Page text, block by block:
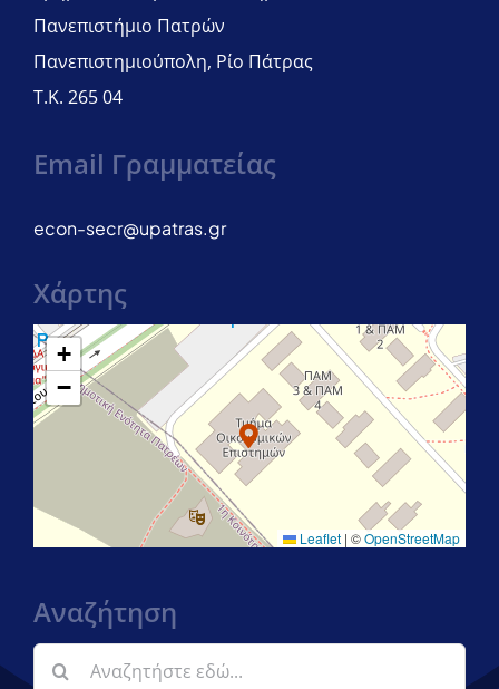
Πανεπιστήμιο Πατρών
Πανεπιστημιούπολη, Ρίο Πάτρας
Τ.Κ. 265 04
Email Γραμματείας
econ-secr@upatras.gr
Χάρτης
+
−
Leaflet | ©OpenStreetMap
Αναζήτηση
Αναζήτηση
για: